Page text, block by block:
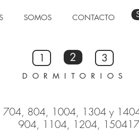
SOMOS CONTACTO
1 2 3
DORMITORIOS
704, 804, 1004, 1304 y
904, 1104, 1204,